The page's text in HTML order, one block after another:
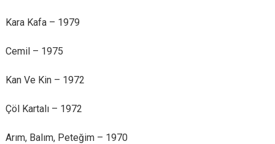
Kara Kafa – 1979
Cemil – 1975
Kan Ve Kin – 1972
Çöl Kartalı – 1972
Arım, Balım, Peteğim – 1970